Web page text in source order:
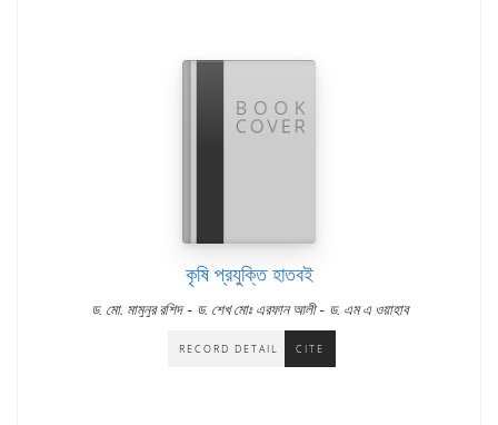
কৃষি প্রযুক্তি হাতবই
ড. মো. মামুনুর রশিদ- ড. শেখ মোঃ এরফান আলী- ড. এম এ ওয়াহাব
RECORD DETAIL CITE